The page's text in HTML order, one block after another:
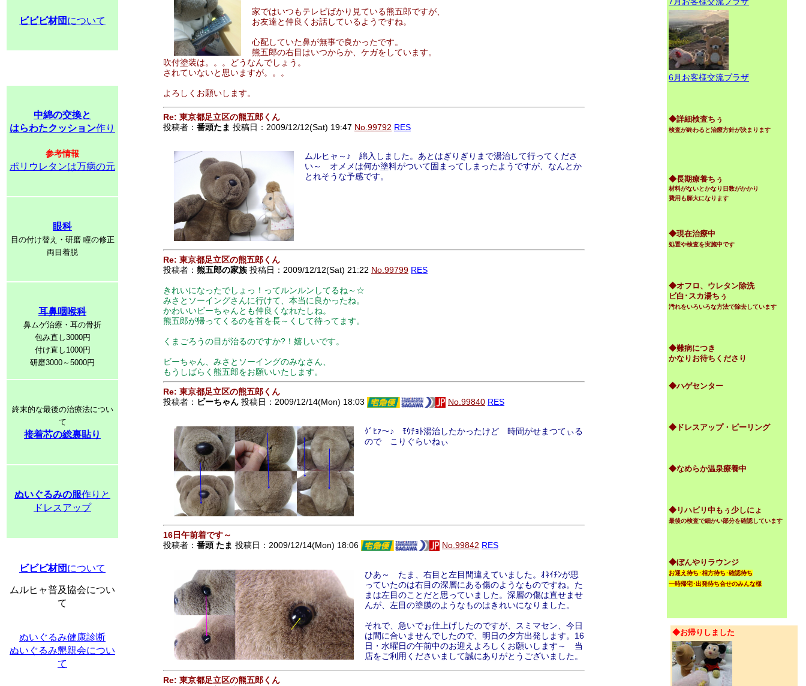
ビビビ材団 について
中綿の交換と
はらわたクッション作り
参考情報
ポリウレタンは万病の元
眼科
目の付け替え・研磨 瞳の修正
両目着脱
耳鼻咽喉科
鼻ムゲ治療・耳の骨折
包み直し3000円
付け直し1000円
研磨3000～5000円
終末的な最後の治療法につい
て
接着芯の総裏貼り
ぬいぐるみの服作りと
ドレスアップ
ビビビ材団 について
ムルヒャ普及協会につい
て
ぬいぐるみ健康診断
ぬいぐるみ懇親会につい
て
家ではいつもテレビばかり見ている熊五郎ですが、
お友達と仲良くお話しているようですね。
心配していた鼻が無事で良かったです。
熊五郎の右目はいつからか、ケガをしています。
吹付塗装は。。。どうなんでしょう。
されていないと思いますが。。。
よろしくお願いします。
Re: 東京都足立区の熊五郎くん
投稿者： 番頭たま 投稿日：2009/12/12(Sat) 19:47 No.99792 RES
ムルヒャ～♪ 綿入しました。あとはぎりぎりまで湯治して行ってくださ
い～ オメメは何か塗料がついて固まってしまったようですが、なんとか
とれそうな予感です。
Re: 東京都足立区の熊五郎くん
投稿者： 熊五郎の家族 投稿日：2009/12/12(Sat) 21:22 No.99799 RES
きれいになったでしょっ！ってルンルンしてるね～☆
みさとソーイングさんに行けて、本当に良かったね。
かわいいビーちゃんとも仲良くなれたしね。
熊五郎が帰ってくるのを首を長～くして待ってます。
くまごろうの目が治るのですか?！嬉しいです。
ビーちゃん、みさとソーイングのみなさん、
もうしばらく熊五郎をお願いいたします。
Re: 東京都足立区の熊五郎くん
投稿者： ビーちゃん 投稿日：2009/12/14(Mon) 18:03 No.99840 RES
ｸﾞﾋｧ～♪ ﾓｳﾁｮﾄ湯治したかったけど 時間がせまつてぃる
ので こりぐらいねぃ
16日午前着です～
投稿者： 番頭 たま 投稿日：2009/12/14(Mon) 18:06 No.99842 RES
ひあ～ たま、右目と左目間違えていました。ｵﾈｲﾁﾝが思
っていたのは右目の深層にある傷のようなものですね。た
まは左目のことだと思っていました。深層の傷は直せませ
んが、左目の塗膜のようなものはきれいになりました。
それで、急いでぉ仕上げしたのですが、スミマセン、今日
は間に合いませんでしたので、明日の夕方出発します。16
日・水曜日の午前中のお迎えよろしくお願いします～ 当
店をご利用くださいまして誠にありがとうございました。
Re: 東京都足立区の熊五郎くん
6月お客様交流プラザ
◆詳細検査ちぅ
検査が終わると治療方針が決まります
◆長期療養ちぅ
材料がないとかなり日数がかかり
費用も膨大になります
◆現在治療中
処置や検査を実施中です
◆オフロ、ウレタン除洗
ビ白･スカ湯ちぅ
汚れをいろいろな方法で除去しています
◆難病につき
かなりお待ちくださり
◆ハゲセンター
◆ドレスアップ・ピーリング
◆なめらか温泉療養中
◆リハビリ中もぅ少しにょ
最後の検査で細かい部分を確認しています
◆ぼんやりラウンジ
お迎え待ち･相方待ち･確認待ち
一時帰宅･出発待ち合せのみんな様
◆お帰りしました